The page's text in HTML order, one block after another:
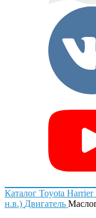
Каталог Toyota Harrier
н.в.) Двигатель